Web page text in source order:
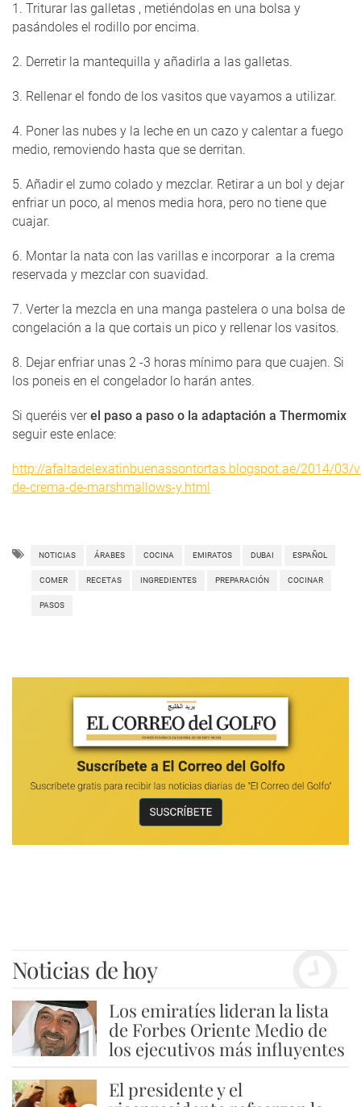
1. Triturar las galletas , metiéndolas en una bolsa y
pasándoles el rodillo por encima.
2. Derretir la mantequilla y añadirla a las galletas.
3. Rellenar el fondo de los vasitos que vayamos a utilizar.
4. Poner las nubes y la leche en un cazo y calentar a fuego
medio, removiendo hasta que se derritan.
5. Añadir el zumo colado y mezclar. Retirar a un bol y dejar
enfriar un poco, al menos media hora, pero no tiene que
cuajar.
6. Montar la nata con las varillas e incorporar a la crema
reservada y mezclar con suavidad.
7. Verter la mezcla en una manga pastelera o una bolsa de
congelación a la que cortais un pico y rellenar los vasitos.
8. Dejar enfriar unas 2 -3 horas mínimo para que cuajen. Si
los poneis en el congelador lo harán antes.
Si queréis verel paso a paso o la adaptación a Thermomix
seguir este enlace:
http://afaltadelexatinbuenassontortas.blogspot.ae/2014/03/
de-crema-de-marshmallows-y.html
NOTICIAS ÁRABES COCINA EMIRATOS DUBAI ESPAÑOL
COMER RECETAS INGREDIENTES PREPARACIÓN COCINAR
PASOS
Noticias de hoy
1
Los emiratíes lideran la lista
de Forbes Oriente Medio de
los ejecutivos más influyentes
El presidente y el